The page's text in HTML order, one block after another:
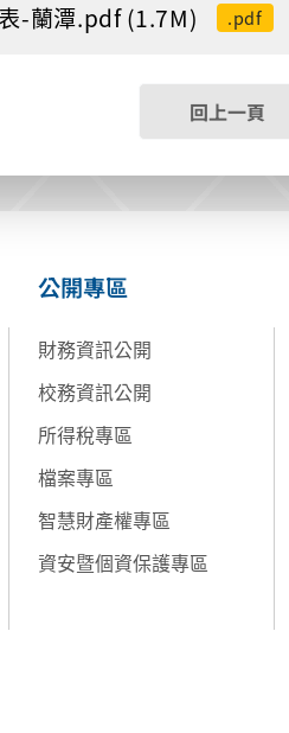
-蘭潭.pdf (1.7M) .pdf
回上一頁
公開專區
財務資訊公開
校務資訊公開
所得稅專區
檔案專區
智慧財產權專區
資安暨個資保護專區